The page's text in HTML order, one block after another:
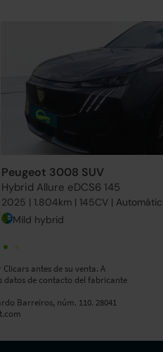
15-20 días
30.290€
26.690€
antes de su venta. A
datos de contacto del fabricante
Barreiros, núm. 110. 28041